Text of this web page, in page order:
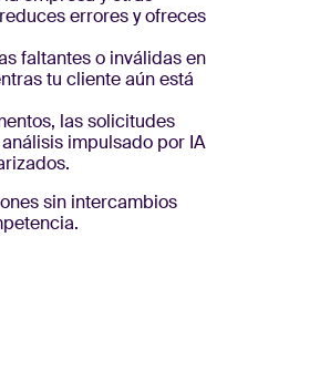
errores y ofreces
faltantes o inválidas en
tu cliente aún está
las solicitudes
impulsado por IA
sin intercambios